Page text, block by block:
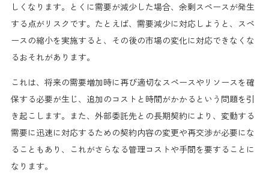
しくなります。とくに需要が減少した場合、余剰スペースが発生
する点がリスクです。たとえば、需要減少に対応しようと、スペ
ースの縮小を実施すると、その後の市場の変化に対応できなくな
るおそれがあります。
これは、将来の需要増加時に再び適切なスペースやリソースを確
保する必要が生じ、追加のコストと時間がかかるという問題を引
き起こします。また、外部委託先との長期契約により、変動する
需要に迅速に対応するための契約内容の変更や再交渉が必要にな
ることもあり、これがさらなる管理コストや手間を要することに
なります。